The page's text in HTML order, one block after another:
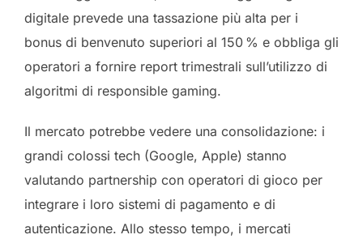
digitale prevede una tassazione più alta per i
bonus di benvenuto superiori al 150 % e obbliga gli
operatori a fornire report trimestrali sull’utilizzo di
algoritmi di responsible gaming.
Il mercato potrebbe vedere una consolidazione: i
grandi colossi tech (Google, Apple) stanno
valutando partnership con operatori di gioco per
integrare i loro sistemi di pagamento e di
autenticazione. Allo stesso tempo, i mercati